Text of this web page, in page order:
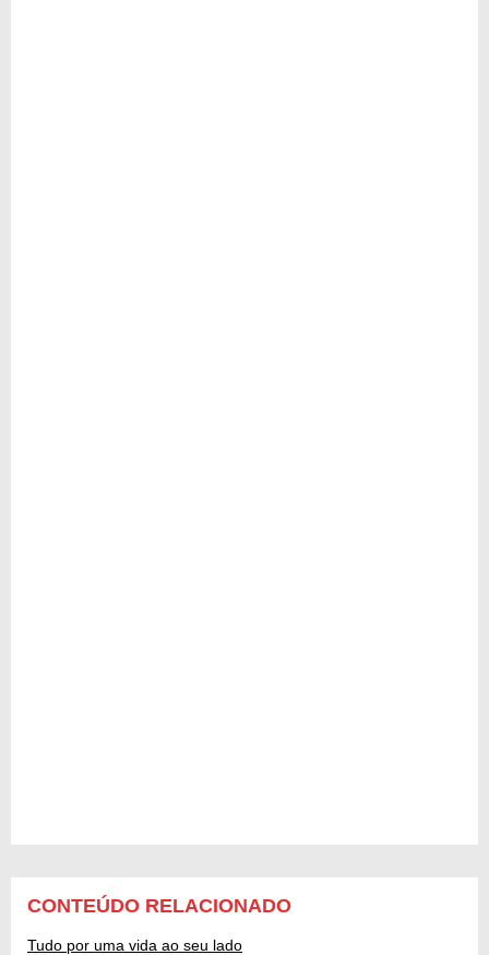
CONTEÚDO RELACIONADO
Tudo por uma vida ao seu lado